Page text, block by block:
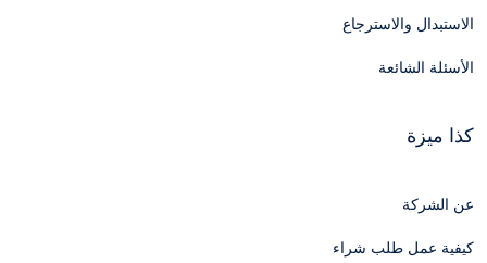
الاستبدال والاسترجاع
الأسئلة الشائعة
كذا ميزة
عن الشركة
كيفية عمل طلب شراء